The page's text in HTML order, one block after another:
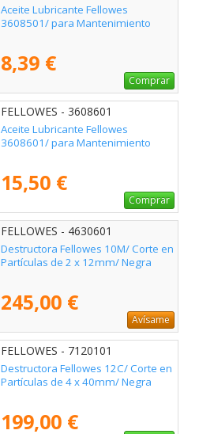
Aceite Lubricante Fellowes
3608501/ para Mantenimiento
8,39 €
Comprar
FELLOWES - 3608601
Aceite Lubricante Fellowes
3608601/ para Mantenimiento
15,50 €
Comprar
FELLOWES - 4630601
Destructora Fellowes 10M/ Corte en
Partículas de 2 x 12mm/ Negra
245,00 €
Avísame
FELLOWES - 7120101
Destructora Fellowes 12C/ Corte en
Partículas de 4 x 40mm/ Negra
199,00 €